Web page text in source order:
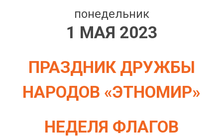
понедельник
1 МАЯ 2023
ПРАЗДНИК ДРУЖБЫ
НАРОДОВ «ЭТНОМИР»
НЕДЕЛЯ ФЛАГОВ